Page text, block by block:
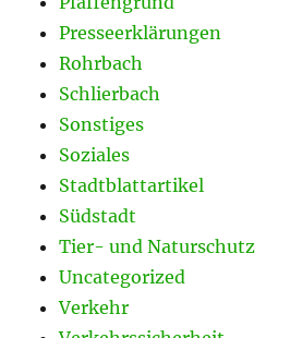
Presseerklärungen
Rohrbach
Schlierbach
Sonstiges
Soziales
Stadtblattartikel
Südstadt
Tier- und Naturschutz
Uncategorized
Verkehr